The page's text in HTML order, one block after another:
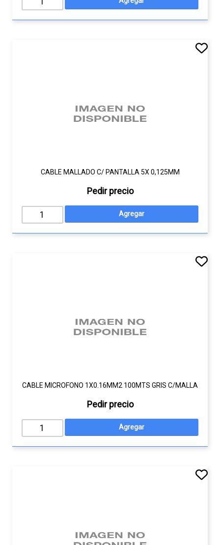
CABLE MALLADO C/ PANTALLA 5X 0,125MM
Pedir precio
CABLE MICROFONO 1X0.16MM2 100MTS GRIS C/MALLA
Pedir precio